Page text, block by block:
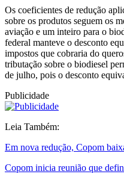
Os coeficientes de redução
sobre os produtos seguem os
aviação e um inteiro para o
federal manteve o desconto
impostos que cobraria do
tributação sobre o biodiesel
de julho, pois o desconto
Publicidade
Leia Também:
Em nova redução, Copom
Copom inicia reunião que